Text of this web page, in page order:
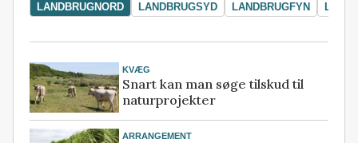
LANDBRUGNORD LANDBRUGSYD LANDBRUGFYN
KVÆG
Snart kan man søge tilskud til
naturprojekter
ARRANGEMENT